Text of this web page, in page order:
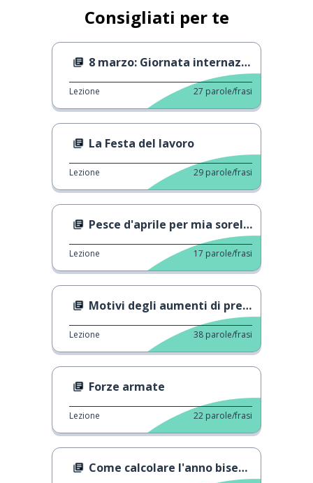
Consigliati per te
8 marzo: Giornata internazionale della donna
Lezione 27 parole/frasi
La Festa del lavoro
Lezione 29 parole/frasi
Pesce d'aprile per mia sorella
Lezione 17 parole/frasi
Motivi degli aumenti di prezzo
Lezione 38 parole/frasi
Forze armate
Lezione 22 parole/frasi
Come calcolare l'anno bisestile